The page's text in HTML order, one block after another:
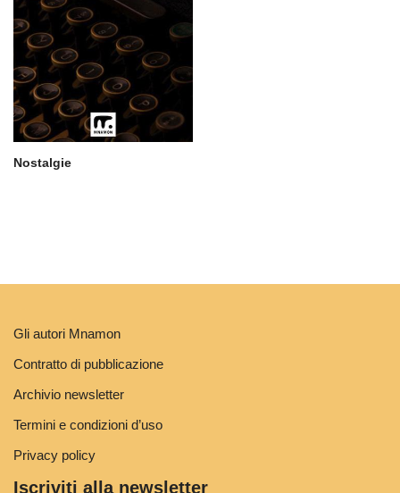
Nostalgie
Gli autori Mnamon
Contratto di pubblicazione
Archivio newsletter
Termini e condizioni d’uso
Privacy policy
Iscriviti alla newsletter